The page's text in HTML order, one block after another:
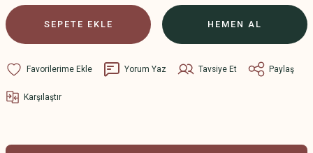
SEPETE EKLE HEMEN AL
Yorum Yaz Tavsiye Et Paylaş
Karşılaştır